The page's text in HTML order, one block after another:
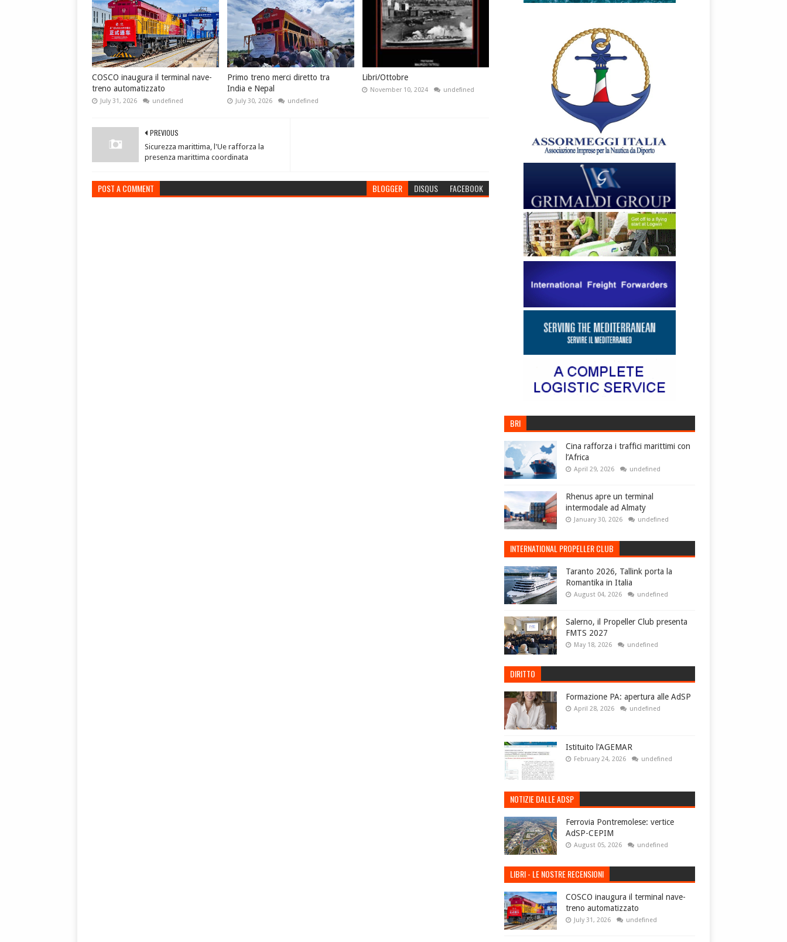
COSCO inaugura il terminal nave-
treno automatizzato
July 31, 2026 undefined
Primo treno merci diretto tra
India e Nepal
July 30, 2026 undefined
Libri/Ottobre
November 10, 2024 undefined
PREVIOUS
Sicurezza marittima, l'Ue rafforza la
presenza marittima coordinata
POST A COMMENT BLOGGER DISQUS FACEBOOK
BRI
Cina rafforza i traffici marittimi con
l’Africa
April 29, 2026 undefined
Rhenus apre un terminal
intermodale ad Almaty
January 30, 2026 undefined
INTERNATIONAL PROPELLER CLUB
Taranto 2026, Tallink porta la
Romantika in Italia
August 04, 2026 undefined
Salerno, il Propeller Club presenta
FMTS 2027
May 18, 2026 undefined
DIRITTO
Formazione PA: apertura alle AdSP
April 28, 2026 undefined
Istituito l'AGEMAR
February 24, 2026 undefined
NOTIZIE DALLE ADSP
Ferrovia Pontremolese: vertice
AdSP-CEPIM
August 05, 2026 undefined
LIBRI - LE NOSTRE RECENSIONI
COSCO inaugura il terminal nave-
treno automatizzato
July 31, 2026 undefined